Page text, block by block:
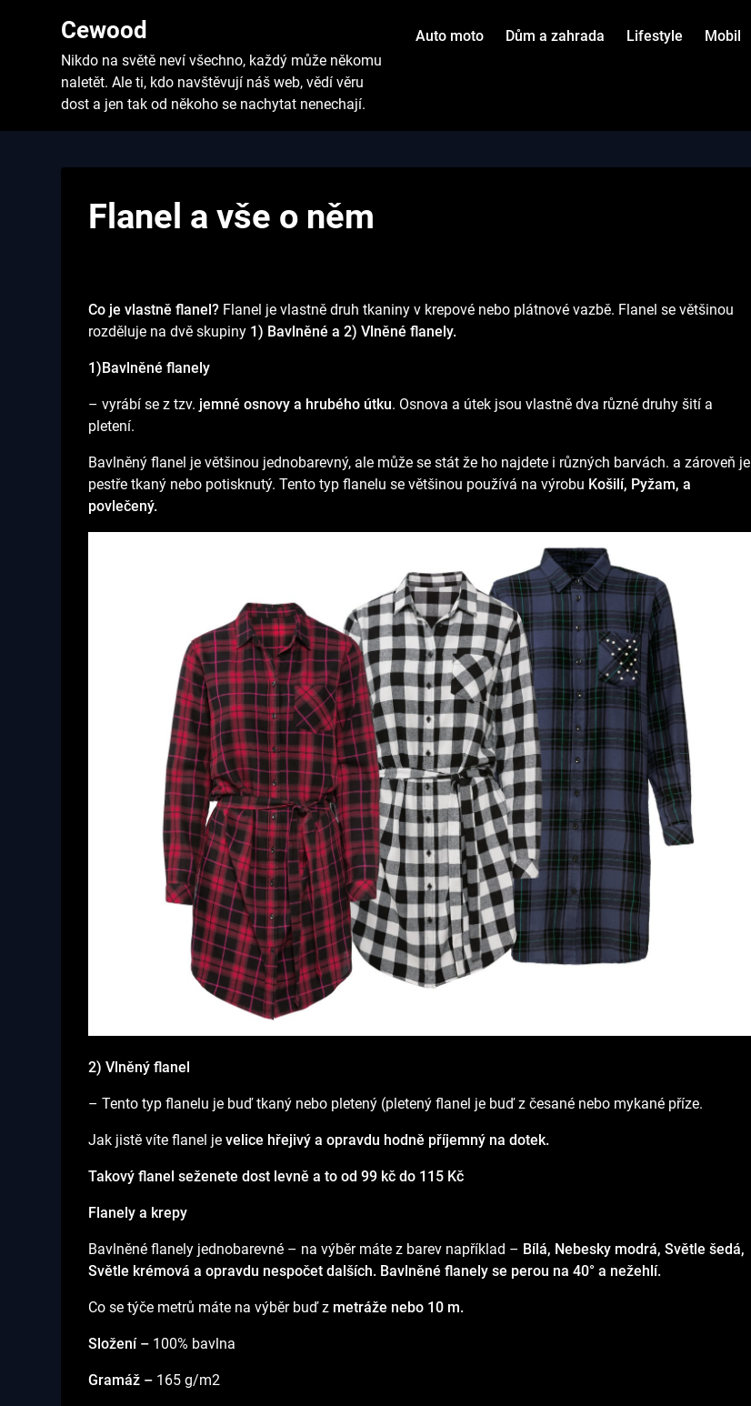
Cewood
Nikdo na světě neví všechno, každý může někomu
naletět. Ale ti, kdo navštěvují náš web, vědí věru
dost a jen tak od někoho se nachytat nenechají.
Auto moto Dům a zahrada Lifestyle Mobil
Flanel a vše o něm
Co je vlastně flanel? Flanel je vlastně druh tkaniny v krepové nebo plátnové vazbě. Flanel se většinou
rozděluje na dvě skupiny 1) Bavlněné a 2) Vlněné flanely.
1)Bavlněné flanely
– vyrábí se z tzv. jemné osnovy a hrubého útku. Osnova a útek jsou vlastně dva různé druhy šití a
pletení.
Bavlněný flanel je většinou jednobarevný, ale může se stát že ho najdete i různých barvách. a zároveň je
pestře tkaný nebo potisknutý. Tento typ flanelu se většinou používá na výrobu Košilí, Pyžam, a
povlečený.
2) Vlněný flanel
– Tento typ flanelu je buď tkaný nebo pletený (pletený flanel je buď z česané nebo mykané příze.
Jak jistě víte flanel je velice hřejivý a opravdu hodně příjemný na dotek.
Takový flanel seženete dost levně a to od 99 kč do 115 Kč
Flanely a krepy
Bavlněné flanely jednobarevné – na výběr máte z barev například – Bílá, Nebesky modrá, Světle šedá,
Světle krémová a opravdu nespočet dalších. Bavlněné flanely se perou na 40° a nežehlí.
Co se týče metrů máte na výběr buď z metráže nebo 10 m.
Složení – 100% bavlna
Gramáž – 165 g/m2